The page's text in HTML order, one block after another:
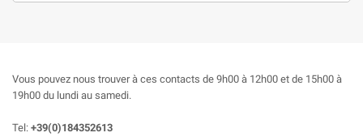
Vous pouvez nous trouver à ces contacts de 9h00 à 12h00 et de 15h00 à
19h00 du lundi au samedi.
Tel: +39(0)184352613